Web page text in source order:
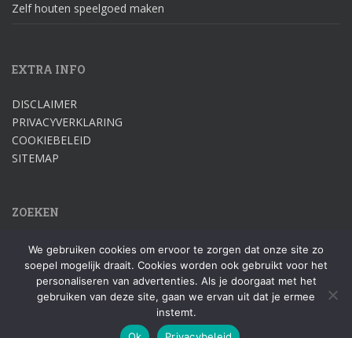
Zelf houten speelgoed maken
EXTRA INFO
DISCLAIMER
PRIVACYVERKLARING
COOKIEBELEID
SITEMAP
ZOEKEN
Zoek
naar:
We gebruiken cookies om ervoor te zorgen dat onze site zo
soepel mogelijk draait. Cookies worden ook gebruikt voor het
personaliseren van advertenties. Als je doorgaat met het
gebruiken van deze site, gaan we ervan uit dat je ermee
instemt.